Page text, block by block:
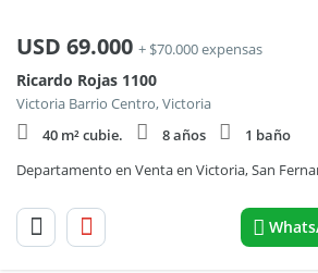
USD 69.000 + $70.000 expensas
Ricardo Rojas 1100
Victoria Barrio Centro, Victoria
40 m² cubie.
8 años
1 baño
Departamento en Venta en Victoria, San